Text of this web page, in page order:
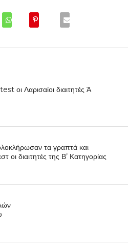
οι Λαρισαίοι διαιτητές Ά
τα γραπτά και
οι διαιτητές της Β’ Κατηγορίας